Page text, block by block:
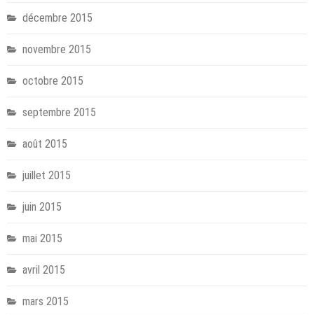
décembre 2015
novembre 2015
octobre 2015
septembre 2015
août 2015
juillet 2015
juin 2015
mai 2015
avril 2015
mars 2015